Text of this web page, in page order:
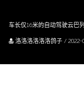
洛洛洛洛洛洛鸽子 / 2022-